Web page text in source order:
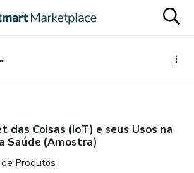
da Saúde (Amostra)
das Coisas (IoT) e seus Usos na
Saúde (Amostra)
Produtos